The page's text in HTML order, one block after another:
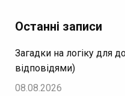
Останні записи
Загадки на логіку для
відповідями)
08.08.2026